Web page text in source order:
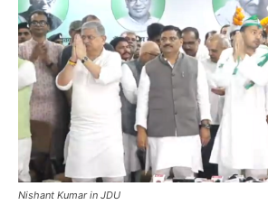
Nishant Kumar in JDU